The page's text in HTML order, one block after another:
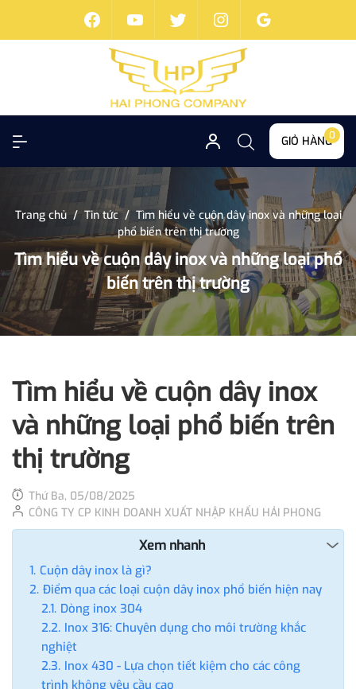
GIỎ HÀNG0
Trang chủ / Tin tức / Tìm hiểu về cuộn dây inox và những loại
phổ biến trên thị trường
Tìm hiểu về cuộn dây inox và những loại phổ
biến trên thị trường
Tìm hiểu về cuộn dây inox
và những loại phổ biến trên
thị trường
Thứ Ba, 05/08/2025
CÔNG TY CP KINH DOANH XUẤT NHẬP KHẨU HẢI PHONG
Xem nhanh
Cuộn dây inox là gì?
Điểm qua các loại cuộn dây inox phổ biến hiện nay
Dòng inox 304
Inox 316: Chuyên dụng cho môi trường khắc
nghiệt
Inox 430 - Lựa chọn tiết kiệm cho các công
trình không yêu cầu cao